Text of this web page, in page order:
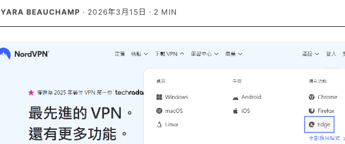
YARA BEAUCHAMP · 2026年3月15日 · 2 MIN